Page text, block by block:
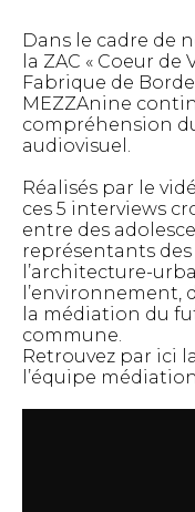
Dans le cadre de
la ZAC « Coeur
Fabrique de
MEZZAnine
compréhension
audiovisuel.
Réalisés par le
ces 5 interviews
entre des
représentants
l’architecture-
l’environnement,
la médiation du
commune.
Retrouvez par ici
l’équipe